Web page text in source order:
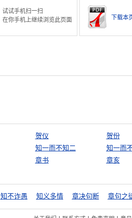
试试手机扫一扫
在你手机上继续浏览此页面
下载本
贺仪 贺份
知一而不知二 知一而
章书 章亥
知不诈愚 知义多情 章决句断 章句之